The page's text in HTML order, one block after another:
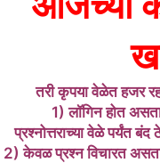
तरी कृपया वेळेत हजर
1) लॉगिन होत
प्रश्नोत्तराच्या वेळे पर्यंत
2) केवळ प्रश्न विचारत